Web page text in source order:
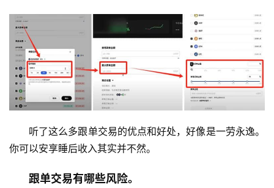
听了这么多跟单交易的优点和好处，好像是一劳永逸。
你可以安享睡后收入其实并不然。
跟单交易有哪些风险。